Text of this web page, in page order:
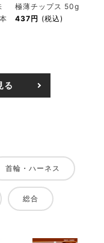
極薄チップス 50g
437円 (税込)
る
首輪・ハーネス
総合